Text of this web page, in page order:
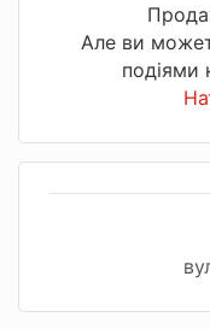
Але ви
подіями